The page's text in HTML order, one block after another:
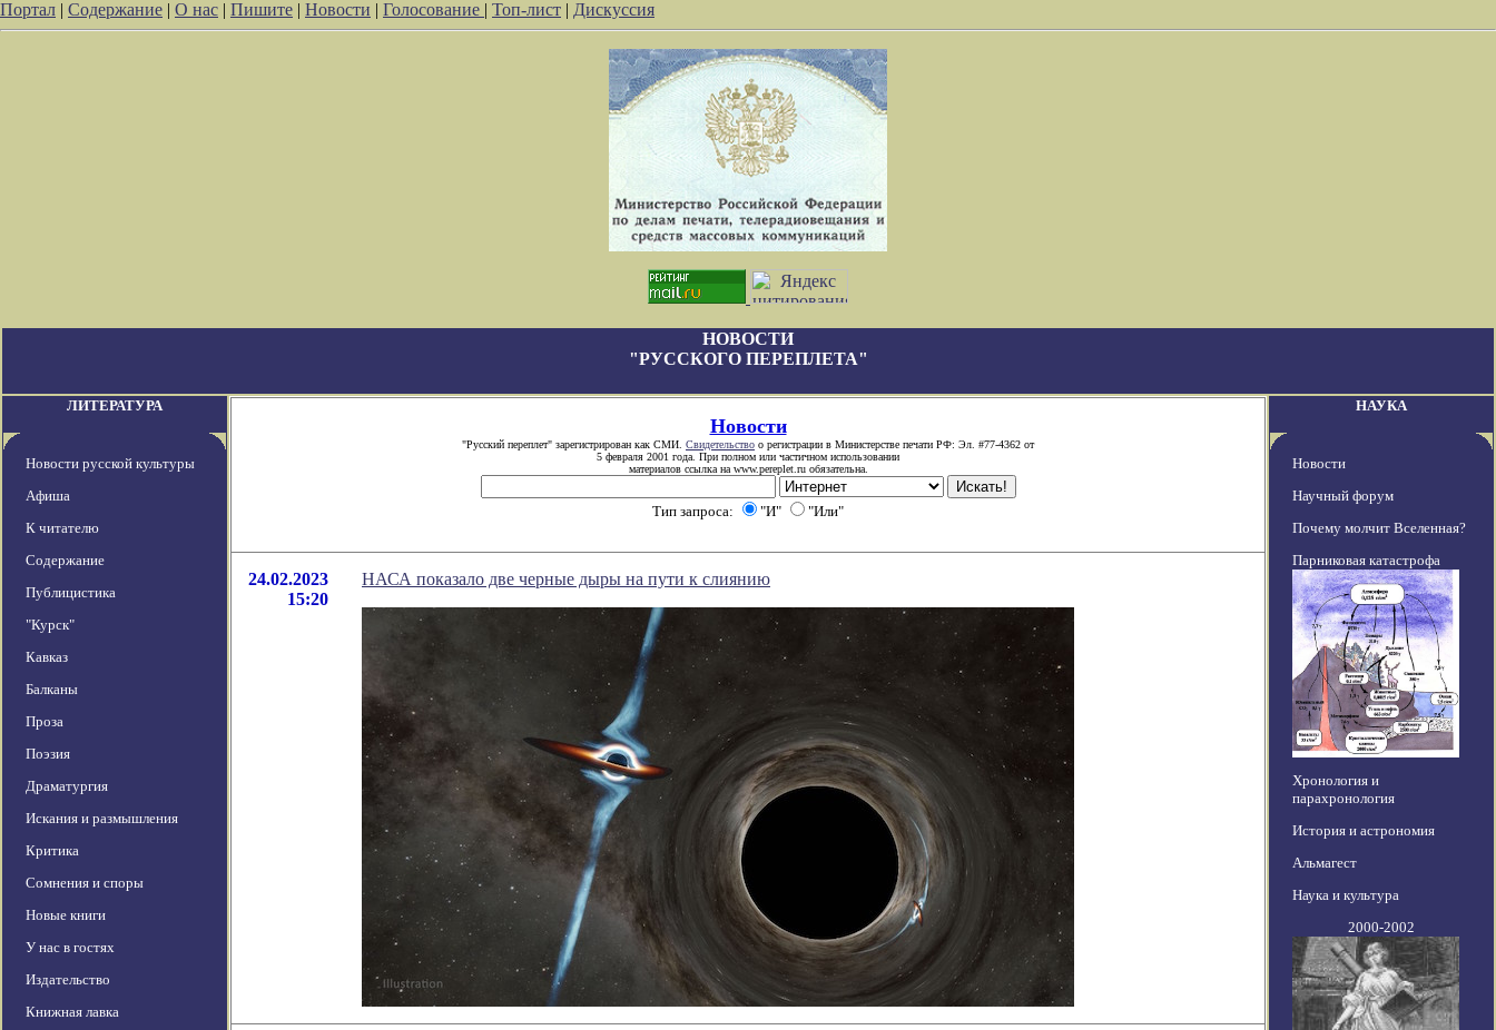
Портал | Содержание | О нас | Пишите | Новости | Голосование | Топ-лист | Дискуссия
НОВОСТИ
"РУССКОГО ПЕРЕПЛЕТА"
ЛИТЕРАТУРА
Новости русской культуры
Афиша
К читателю
Содержание
Публицистика
"Курск"
Кавказ
Балканы
Проза
Поэзия
Драматургия
Искания и размышления
Критика
Сомнения и споры
Новые книги
У нас в гостях
Издательство
Книжная лавка
Новости
"Русский переплет" зарегистрирован как СМИ. Свидетельство о регистрации в Министерстве печати РФ: Эл. #77-4362 от
5 февраля 2001 года. При полном или частичном использовании
материалов ссылка на www.pereplet.ru обязательна.
Тип запроса: "И" "Или"
24.02.2023
15:20
НАСА показало две черные дыры на пути к слиянию
НАУКА
Новости
Научный форум
Почему молчит Вселенная?
Парниковая катастрофа
Хронология и
парахронология
История и астрономия
Альмагест
Наука и культура
2000-2002